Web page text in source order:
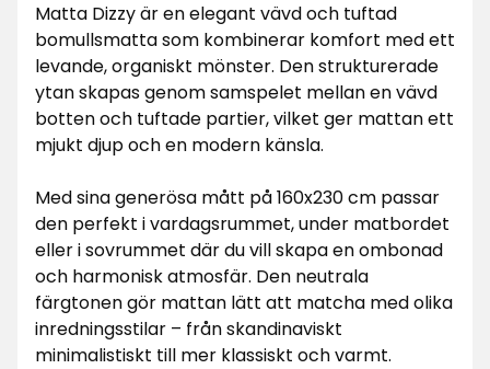
Matta Dizzy är en elegant vävd och tuftad
bomullsmatta som kombinerar komfort med ett
levande, organiskt mönster. Den strukturerade
ytan skapas genom samspelet mellan en vävd
botten och tuftade partier, vilket ger mattan ett
mjukt djup och en modern känsla.
Med sina generösa mått på 160x230 cm passar
den perfekt i vardagsrummet, under matbordet
eller i sovrummet där du vill skapa en ombonad
och harmonisk atmosfär. Den neutrala
färgtonen gör mattan lätt att matcha med olika
inredningsstilar – från skandinaviskt
minimalistiskt till mer klassiskt och varmt.